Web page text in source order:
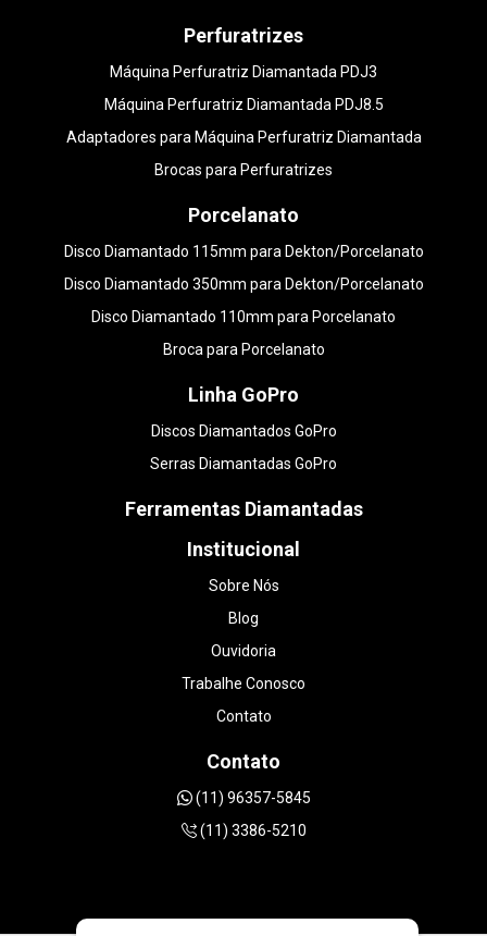
Perfuratrizes
Máquina Perfuratriz Diamantada PDJ3
Máquina Perfuratriz Diamantada PDJ8.5
Adaptadores para Máquina Perfuratriz Diamantada
Brocas para Perfuratrizes
Porcelanato
Disco Diamantado 115mm para Dekton/Porcelanato
Disco Diamantado 350mm para Dekton/Porcelanato
Disco Diamantado 110mm para Porcelanato
Broca para Porcelanato
Linha GoPro
Discos Diamantados GoPro
Serras Diamantadas GoPro
Ferramentas Diamantadas
Institucional
Sobre Nós
Blog
Ouvidoria
Trabalhe Conosco
Contato
Contato
(11) 96357-5845
(11) 3386-5210